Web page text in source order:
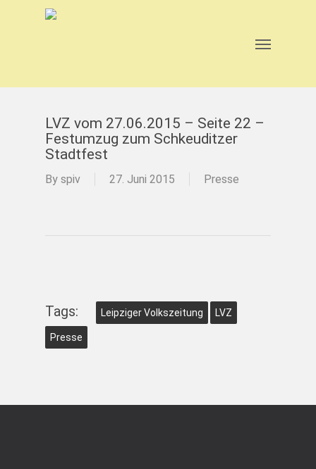
LVZ vom 27.06.2015 – Seite 22 –
Festumzug zum Schkeuditzer
Stadtfest
By spiv 27. Juni 2015 Presse
Tags: Leipziger Volkszeitung LVZ
Presse